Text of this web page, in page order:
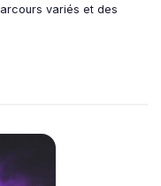
variés et des